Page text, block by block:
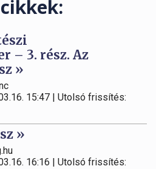
– 3. rész. Az
»
15:47 | Utolsó frissítés:
»
16:16 | Utolsó frissítés: